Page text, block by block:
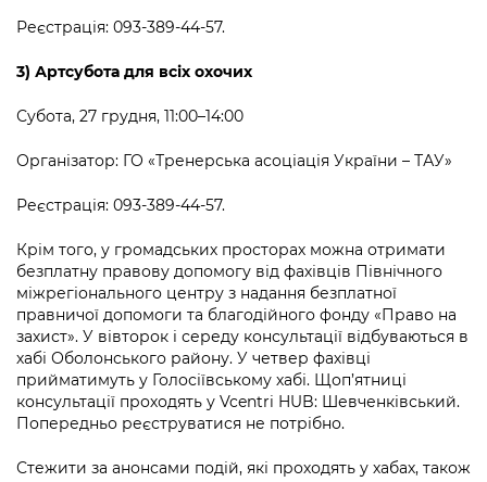
Реєстрація: 093-389-44-57.
3) Артсубота для всіх охочих
Субота, 27 грудня, 11:00–14:00
Організатор: ГО «Тренерська асоціація України – ТАУ»
Реєстрація: 093-389-44-57.
Крім того, у громадських просторах можна отримати
безплатну правову допомогу від фахівців Північного
міжрегіонального центру з надання безплатної
правничої допомоги та благодійного фонду «Право на
захист». У вівторок і середу консультації відбуваються в
хабі Оболонського району. У четвер фахівці
прийматимуть у Голосіївському хабі. Щоп’ятниці
консультації проходять у Vcentri HUB: Шевченківський.
Попередньо реєструватися не потрібно.
Стежити за анонсами подій, які проходять у хабах, також